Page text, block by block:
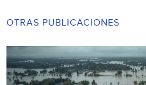
OTRAS PUBLICACIONES